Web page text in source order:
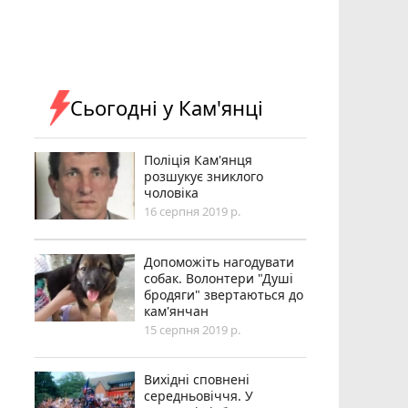
Сьогодні у Кам'янці
Поліція Кам'янця
розшукує зниклого
чоловіка
16 серпня 2019 р.
Допоможіть нагодувати
собак. Волонтери "Душі
бродяги" звертаються до
кам'янчан
15 серпня 2019 р.
Вихідні сповнені
середньовіччя. У